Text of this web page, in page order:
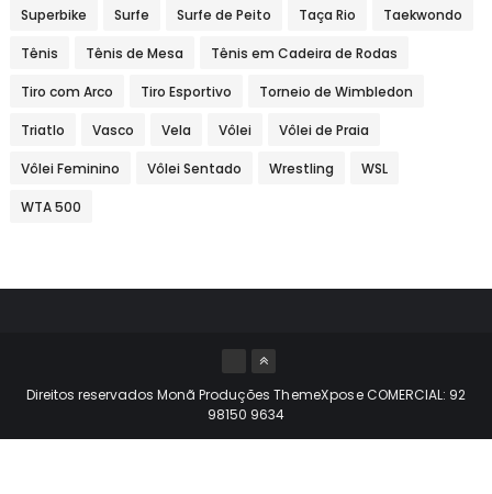
Superbike Surfe Surfe de Peito Taça Rio Taekwondo
Tênis Tênis de Mesa Tênis em Cadeira de Rodas
Tiro com Arco Tiro Esportivo Torneio de Wimbledon
Triatlo Vasco Vela Vôlei Vôlei de Praia
Vôlei Feminino Vôlei Sentado Wrestling WSL
WTA 500
Direitos reservados Monã Produções ThemeXposeCOMERCIAL: 92
98150 9634